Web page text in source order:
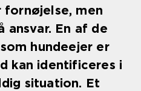
men
En af de
hundeejer er
kan identificeres i
situation. Et